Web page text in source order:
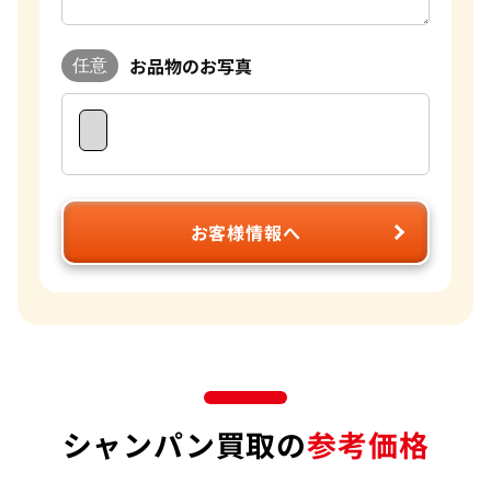
任意 お品物のお写真
お客様情報へ
シャンパン買取の参考価格